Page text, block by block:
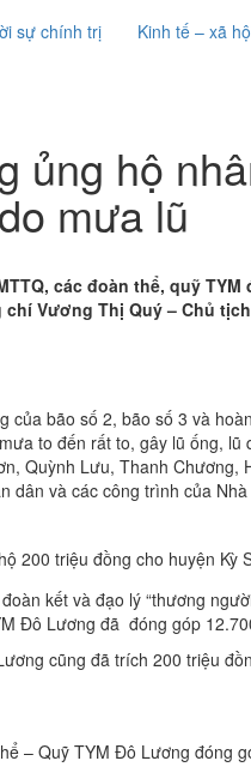
sự chính trị Kinh tế – xã
ủng hộ
mưa lũ
các đoàn thể, quỹ
Vương Thị Quý – Chủ
của bão số 2, bão số 3 và
to đến rất to, gây lũ ống,
Quỳnh Lưu, Thanh
dân và các công trình của
200 triệu đồng cho huyện Kỳ
kết và đạo lý “thương
Đô Lương đã đóng góp
cũng đã trích 200 triệu
– Quỹ TYM Đô Lương đóng